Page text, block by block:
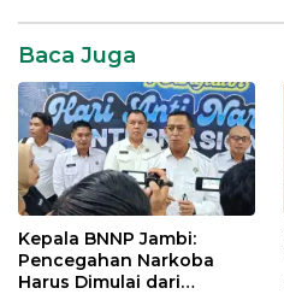
Baca Juga
Kepala BNNP Jambi:
Pencegahan Narkoba
Harus Dimulai dari